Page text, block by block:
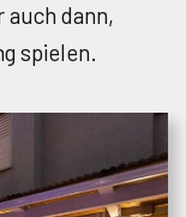
dann,
spielen.